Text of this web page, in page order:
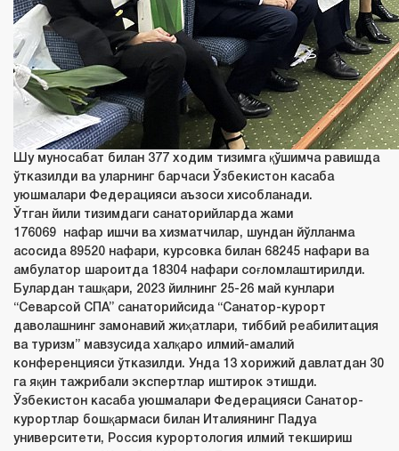
Шу муносабат билан 377 ходим тизимга қўшимча равишда
ўтказилди ва уларнинг барчаси Ўзбекистон касаба
уюшмалари Федерацияси аъзоси хисобланади.
Ўтган йили тизимдаги санаторийларда жами
176069
нафар ишчи ва хизматчилар, шундан йўлланма
асосида 89520 нафари, курсовка билан 68245 нафари ва
амбулатор шароитда 18304 нафари соғломлаштирилди.
Булардан ташқари, 2023 йилнинг 25-26 май кунлари
“Севарсой СПА” санаторийсида “Санатор-курорт
даволашнинг замонавий жиҳатлари, тиббий реабилитация
ва туризм” мавзусида халқаро илмий-амалий
конференцияси ўтказилди. Унда 13 хорижий давлатдан 30
га яқин тажрибали экспертлар иштирок этишди.
Ўзбекистон касаба уюшмалари Федерацияси Санатор-
курортлар бошқармаси билан Италиянинг Падуа
университети, Россия курортология илмий текшириш